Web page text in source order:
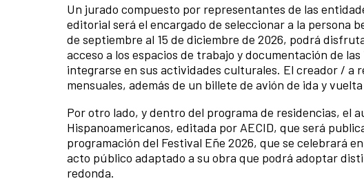
Un jurado compuesto por representantes de las
editorial será el encargado de seleccionar a la persona
de septiembre al 15 de diciembre de 2026, podrá
acceso a los espacios de trabajo y documentación de
integrarse en sus actividades culturales. El creador / a
mensuales, además de un billete de avión de ida y
Por otro lado, y dentro del programa de residencias, el
Hispanoamericanos, editada por AECID, que será
programación del Festival Eñe 2026, que se celebrará
acto público adaptado a su obra que podrá adoptar
redonda.